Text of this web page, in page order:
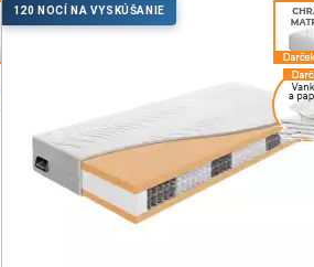
120 NOCÍ NA VYSKÚŠANIE